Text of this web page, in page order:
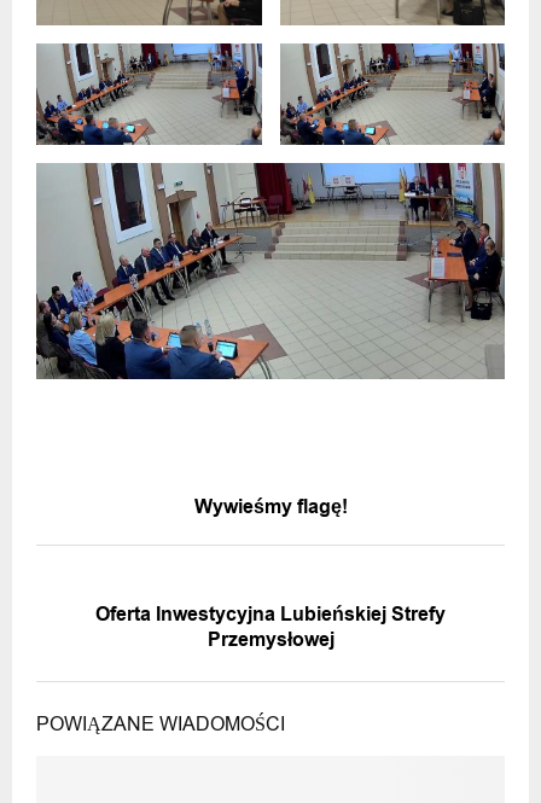
Wywieśmy flagę!
Oferta Inwestycyjna Lubieńskiej Strefy
Przemysłowej
POWIĄZANE WIADOMOŚCI